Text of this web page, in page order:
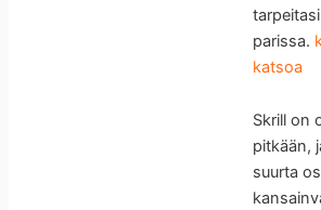
parissa.
katsoa
Skrill on
pitkään,
suurta